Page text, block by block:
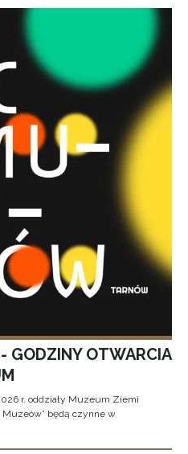
GODZINY OTWARCIA
r. oddziały Muzeum Ziemi
Muzeów” będą czynne w